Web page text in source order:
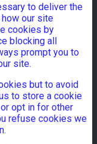
to deliver the
our site
cookies by
blocking all
prompt you to
site.
but to avoid
to store a cookie
opt in for other
refuse cookies we